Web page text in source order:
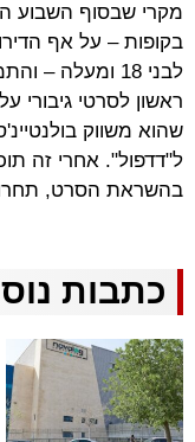
בקופות – על אף
לבני 18 ומעלה
ראשון לסרטי גיבורי
שהוא משווק
ל"דדפול". אחרי זה
בהשראת הסרט,
כתבות